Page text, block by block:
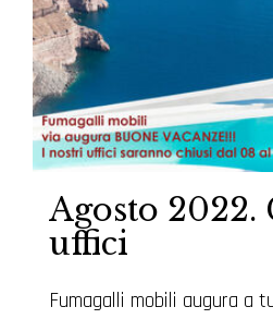
Agosto 2022.
uffici
Fumagalli mobili augura a